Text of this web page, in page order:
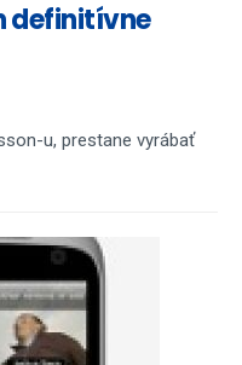
definitívne
u, prestane vyrábať